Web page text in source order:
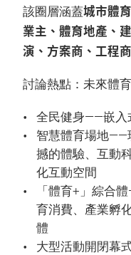
該圈層涵蓋城市體
業主、體育地產、
演、方案商、工程商
討論熱點：未來體育
全民健身——嵌入
智慧體育場地——
撼的體驗、互動
化互動空間
「體育+」綜合
育消費、產業孵
體
大型活動開閉幕